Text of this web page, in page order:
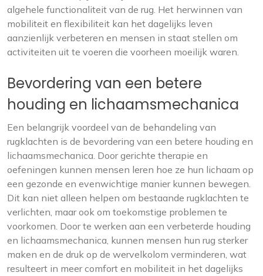
algehele functionaliteit van de rug. Het herwinnen van
mobiliteit en flexibiliteit kan het dagelijks leven
aanzienlijk verbeteren en mensen in staat stellen om
activiteiten uit te voeren die voorheen moeilijk waren.
Bevordering van een betere
houding en lichaamsmechanica
Een belangrijk voordeel van de behandeling van
rugklachten is de bevordering van een betere houding en
lichaamsmechanica. Door gerichte therapie en
oefeningen kunnen mensen leren hoe ze hun lichaam op
een gezonde en evenwichtige manier kunnen bewegen.
Dit kan niet alleen helpen om bestaande rugklachten te
verlichten, maar ook om toekomstige problemen te
voorkomen. Door te werken aan een verbeterde houding
en lichaamsmechanica, kunnen mensen hun rug sterker
maken en de druk op de wervelkolom verminderen, wat
resulteert in meer comfort en mobiliteit in het dagelijks